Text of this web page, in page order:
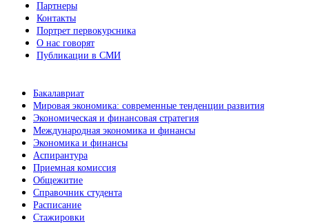
Партнеры
Контакты
Портрет первокурсника
О нас говорят
Публикации в СМИ
Бакалавриат
Мировая экономика: современные тенденции развития
Экономическая и финансовая стратегия
Международная экономика и финансы
Экономика и финансы
Аспирантура
Приемная комиссия
Общежитие
Справочник студента
Расписание
Стажировки